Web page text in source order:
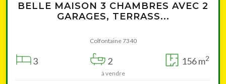
BELLE MAISON 3 CHAMBRES AVEC 2
GARAGES, TERRASS...
Colfontaine 7340
3 2 156 m2
à vendre